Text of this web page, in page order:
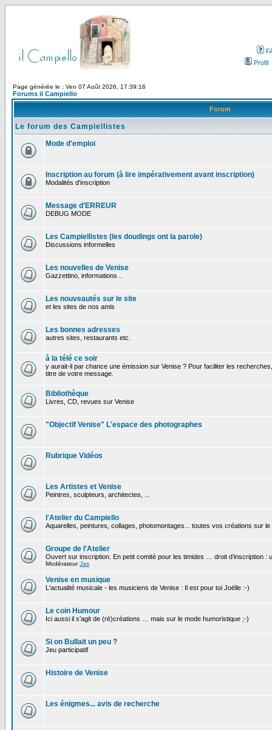
Profil
Page générée le : Ven 07 Août 2026, 17:39:16
Forums il Campiello
Forum
Le forum des Campiellistes
Mode d'emploi
Inscription au forum (à lire impérativement avant inscription)
Modalités d'inscription
Message d'ERREUR
DEBUG MODE
Les Campiellistes (les doudings ont la parole)
Discussions informelles
Les nouvelles de Venise
Gazzettino, informations ..
Les nouveautés sur le site
et les sites de nos amis
Les bonnes adresses
autres sites, restaurants etc.
à la télé ce soir
y aurait-il par chance une émission sur Venise ? Pour faciliter les
titre de votre message.
Bibliothèque
Livres, CD, revues sur Venise
"Objectif Venise" L'espace des photographes
Rubrique Vidéos
Les Artistes et Venise
Peintres, sculpteurs, architectes, ...
l'Atelier du Campiello
Aquarelles, peintures, collages, photomontages... toutes vos créations sur le
Groupe de l'Atelier
Ouvert sur inscription. En petit comité pour les timides … droit d’inscription :
ModérateurJas
Venise en musique
L'actualité musicale - les musiciens de Venise : Il est pour toi Joëlle :-)
Le coin Humour
Ici aussi il s'agit de (ré)créations … mais sur le mode humoristique ;-)
Si on Bullait un peu ?
Jeu participatif
Histoire de Venise
Les énigmes... avis de recherche